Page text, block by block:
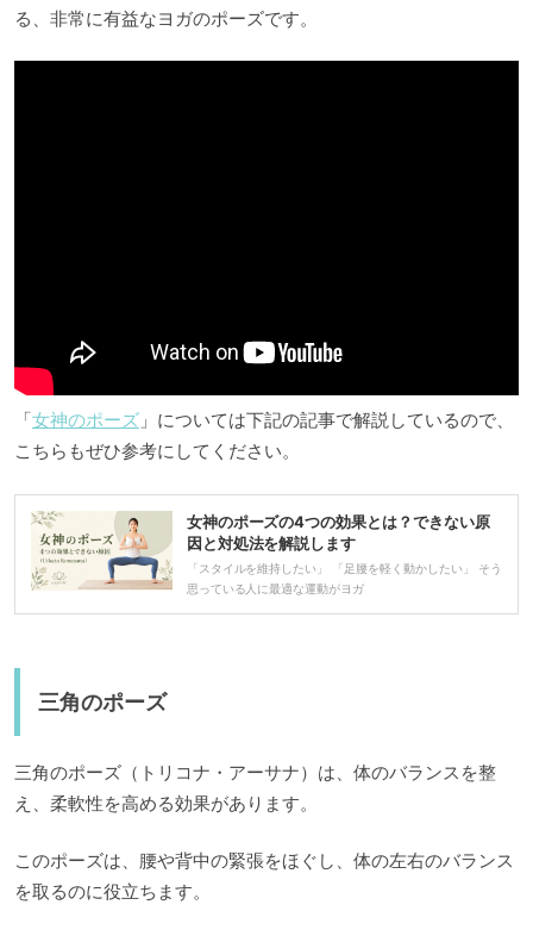
る、非常に有益なヨガのポーズです。
「女神のポーズ」については下記の記事で解説しているので、
こちらもぜひ参考にしてください。
女神のポーズの4つの効果とは？できない原
因と対処法を解説します
「スタイルを維持したい」 「足腰を軽く動かしたい」 そう
思っている人に最適な運動がヨガ
三角のポーズ
三角のポーズ（トリコナ・アーサナ）は、体のバランスを整
え、柔軟性を高める効果があります。
このポーズは、腰や背中の緊張をほぐし、体の左右のバランス
を取るのに役立ちます。